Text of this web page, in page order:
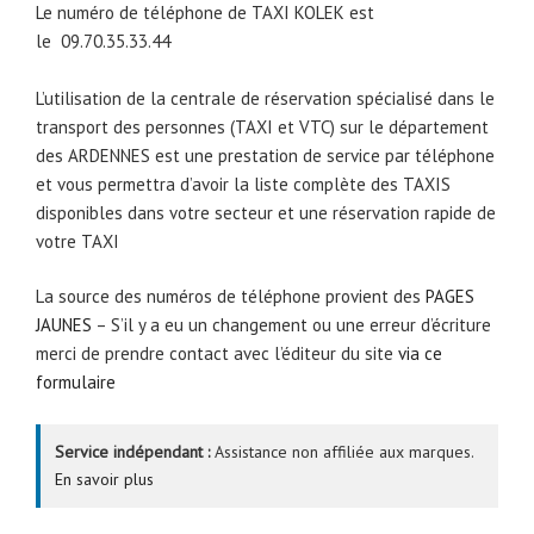
Le numéro de téléphone de TAXI KOLEK est
le 09.70.35.33.44
L’utilisation de la centrale de réservation spécialisé dans le
transport des personnes (TAXI et VTC) sur le département
des ARDENNES est une prestation de service par téléphone
et vous permettra d’avoir la liste complète des TAXIS
disponibles dans votre secteur et une réservation rapide de
votre TAXI
La source des numéros de téléphone provient des PAGES
JAUNES – S’il y a eu un changement ou une erreur d’écriture
merci de prendre contact avec l’éditeur du site via ce
formulaire
Service indépendant :Assistance non affiliée aux marques.
En savoir plus